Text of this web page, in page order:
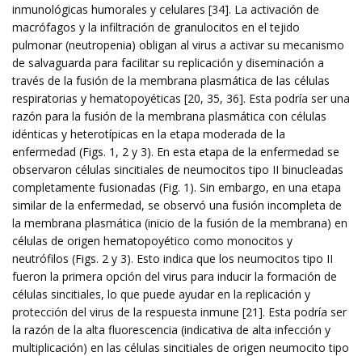
inmunológicas humorales y celulares [34]. La activación de
macrófagos y la infiltración de granulocitos en el tejido
pulmonar (neutropenia) obligan al virus a activar su mecanismo
de salvaguarda para facilitar su replicación y diseminación a
través de la fusión de la membrana plasmática de las células
respiratorias y hematopoyéticas [20, 35, 36]. Esta podría ser una
razón para la fusión de la membrana plasmática con células
idénticas y heterotípicas en la etapa moderada de la
enfermedad (Figs. 1, 2 y 3). En esta etapa de la enfermedad se
observaron células sincitiales de neumocitos tipo II binucleadas
completamente fusionadas (Fig. 1). Sin embargo, en una etapa
similar de la enfermedad, se observó una fusión incompleta de
la membrana plasmática (inicio de la fusión de la membrana) en
células de origen hematopoyético como monocitos y
neutrófilos (Figs. 2 y 3). Esto indica que los neumocitos tipo II
fueron la primera opción del virus para inducir la formación de
células sincitiales, lo que puede ayudar en la replicación y
protección del virus de la respuesta inmune [21]. Esta podría ser
la razón de la alta fluorescencia (indicativa de alta infección y
multiplicación) en las células sincitiales de origen neumocito tipo